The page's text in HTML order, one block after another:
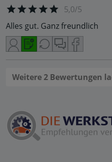
5,0/5
Alles gut. Ganz freundlich
Weitere 2 Bewertungen